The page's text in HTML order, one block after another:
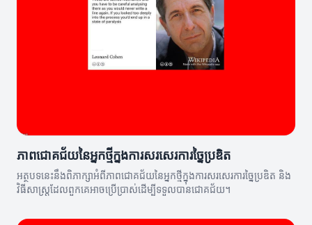
ភាពជោគជ័យនៃអ្នកថ្មីក្នុងការសរសេរការច្នៃប្រឌិត
អត្ថបទនេះនឹងពិភាក្សាអំពីភាពជោគជ័យនៃអ្នកថ្មីក្នុងការសរសេរការច្នៃប្រឌិត និង
វិធីសាស្ត្រដែលពួកគេអាចប្រើប្រាស់ដើម្បីទទួលបានជោគជ័យ។